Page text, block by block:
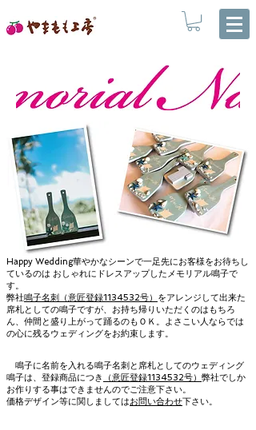
Happy Wedding華やかなシーンで一足先にお客様をお待ちし
ているのは おしゃれにドレスアップしたメモリアル鳴子で
す。
弊社鳴子名刺（意匠登録1134532号） をアレンジして出来た
席札としての鳴子ですが、お持ち帰りいただくのはもちろ
ん、仲間と盛り上がって踊るのもＯＫ。よさこい人ならでは
の心に残るウェディングをお約束します。
鳴子に名前を入れる鳴子名刺と席札としてのウェディング
鳴子は、登録商品につき
（意匠登録1134532号） 弊社でしか
お作りする事はできませんのでご注意下さい。
価格デザイン等に関しましてはお問い合わせ下さい。